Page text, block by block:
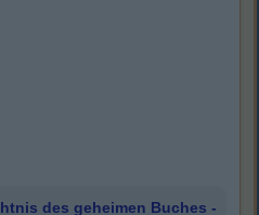
des geheimen Buches -